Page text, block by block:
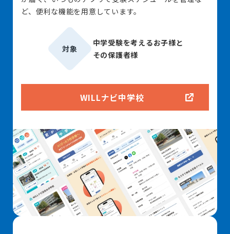
ど、便利な機能を用意しています。
対象
中学受験を考えるお子様と
その保護者様
WILLナビ中学校